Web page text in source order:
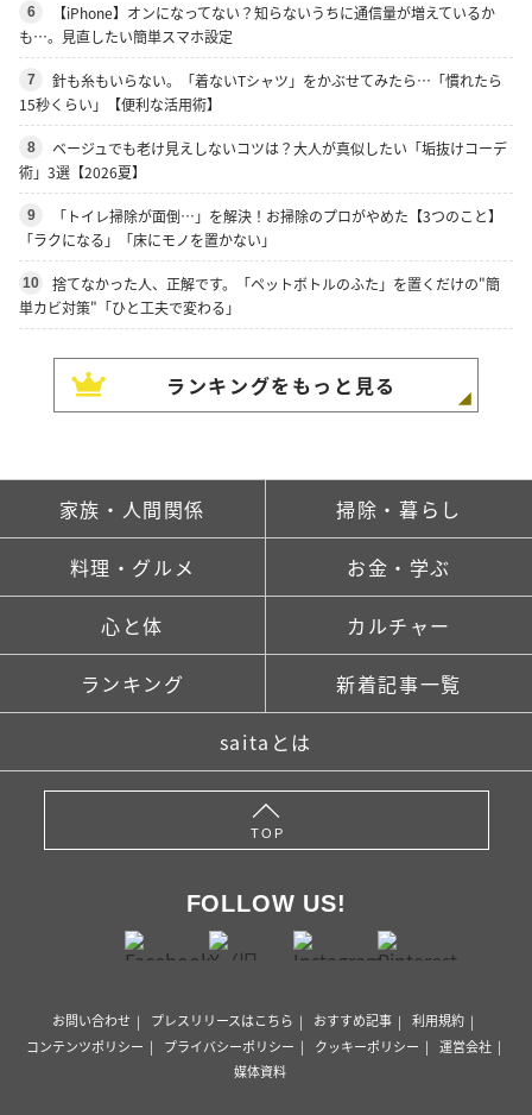
6
【iPhone】オンになってない？知らないうちに通信量が増えているか
も…。見直したい簡単スマホ設定
7
針も糸もいらない。「着ないTシャツ」をかぶせてみたら…「慣れたら
15秒くらい」【便利な活用術】
8
ベージュでも老け見えしないコツは？大人が真似したい「垢抜けコーデ
術」3選【2026夏】
9
「トイレ掃除が面倒…」を解決！お掃除のプロがやめた【3つのこと】
「ラクになる」「床にモノを置かない」
10
捨てなかった人、正解です。「ペットボトルのふた」を置くだけの"簡
単カビ対策"「ひと工夫で変わる」
ランキングをもっと見る
家族・人間関係 掃除・暮らし
料理・グルメ お金・学ぶ
心と体 カルチャー
ランキング 新着記事一覧
saitaとは
TOP
FOLLOW US!
お問い合わせ プレスリリースはこちら おすすめ記事
利用規約
コンテンツポリシー
プライバシーポリシー クッキーポリシー
運営会社
媒体資料